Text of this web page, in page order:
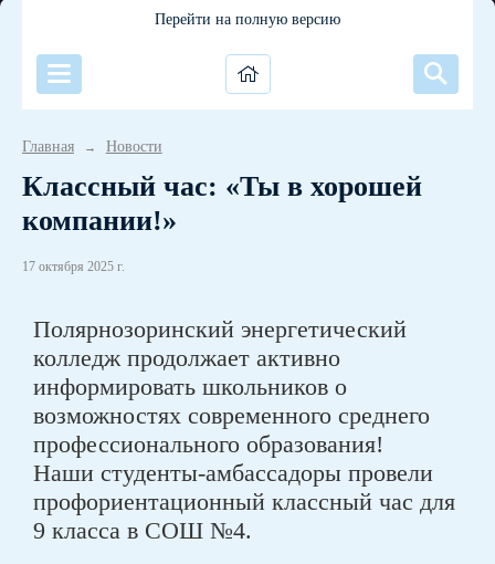
Перейти на полную версию
Главная → Новости
Классный час: «Ты в хорошей
компании!»
17 октября 2025 г.
Полярнозоринский энергетический
колледж продолжает активно
информировать школьников о
возможностях современного среднего
профессионального образования!
Наши студенты-амбассадоры провели
профориентационный классный час для
9 класса в СОШ №4.